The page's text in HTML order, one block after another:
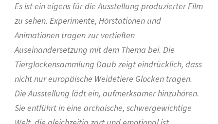
Es ist ein eigens für die Ausstellung produzierter Film
zu sehen. Experimente, Hörstationen und
Animationen tragen zur vertieften
Auseinandersetzung mit dem Thema bei. Die
Tierglockensammlung Daub zeigt eindrücklich, dass
nicht nur europäische Weidetiere Glocken tragen.
Die Ausstellung lädt ein, aufmerksamer hinzuhören.
Sie entführt in eine archaische, schwergewichtige